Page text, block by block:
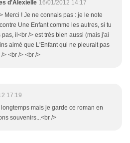
d'Alexielle 16/01/2012 14:17
Merci ! Je ne connais pas : je le note
Une Enfant comme les autres, si tu
il<br /> est très bien aussi (mais j'ai
aimé que L'Enfant qui ne pleurait pas
> <br /> <br />
17:19
mais je garde ce roman en
souvenirs...<br />